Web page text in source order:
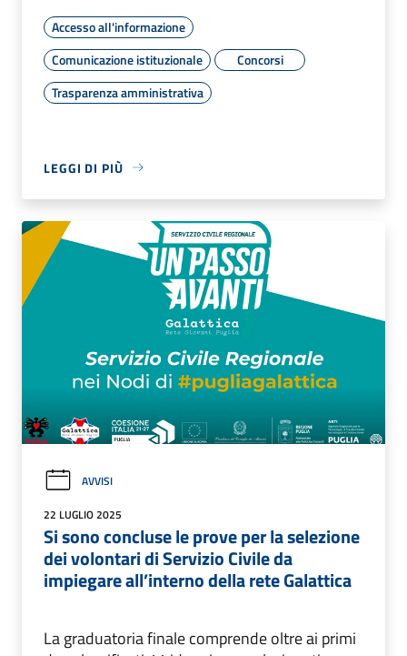
Accesso all'informazione
Comunicazione istituzionale
Concorsi
Trasparenza amministrativa
LEGGI DI PIÙ
AVVISI
22 LUGLIO 2025
Si sono concluse le prove per la selezione
dei volontari di Servizio Civile da
impiegare all’interno della rete Galattica
La graduatoria finale comprende oltre ai primi